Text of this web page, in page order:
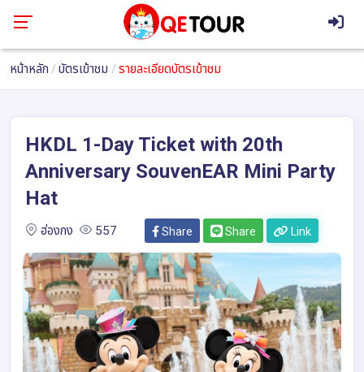
หน้าหลัก บัตรเข้าชม รายละเอียดบัตรเข้าชม
HKDL 1-Day Ticket with 20th
Anniversary SouvenEAR Mini Party
Hat
ฮ่องกง 557 Share Share Link